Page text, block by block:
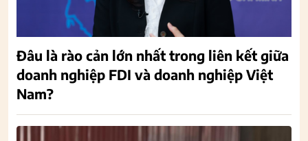
Đâu là rào cản lớn nhất trong liên kết giữa
doanh nghiệp FDI và doanh nghiệp Việt
Nam?